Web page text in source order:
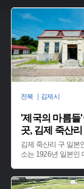
전북 ｜김제시
'제국의 마름들'
곳, 김제 죽산리
김제 죽산리 구 일본
소는 1926년 일본인